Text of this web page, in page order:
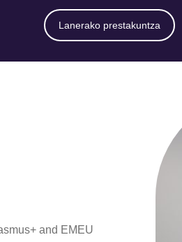
Lanerako prestakuntza
and EMEU